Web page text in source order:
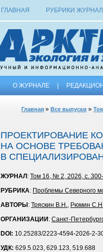
ГЛАВНАЯ РУБРИКИ
О ЖУРНАЛЕ
Главная » Все выпуски »
ПРОЕКТИРОВАНИЕ
НА ОСНОВЕ
В
ЖУРНАЛ : Том 16, № 2, 2026, с.
РУБРИКА: Проблемы Северного
АВТОРЫ : Тряскин В.Н., Рюмин
ОРГАНИЗАЦИИ : Санкт-
DOI: 10.25283/2223-4594-2026-2-
УДК: 629.5.023, 629.123, 519.688